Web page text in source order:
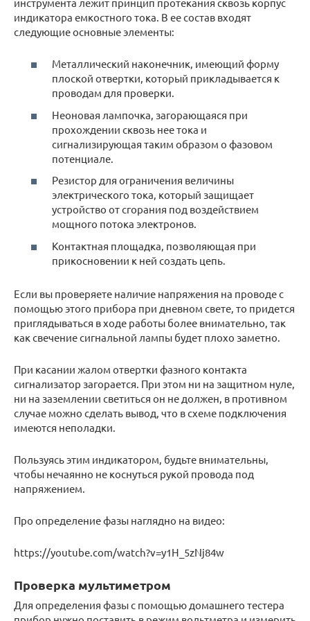
индикатора емкостного тока. В ее состав входят
следующие основные элементы:
Металлический наконечник, имеющий форму
плоской отвертки, который прикладывается к
проводам для проверки.
Неоновая лампочка, загорающаяся при
прохождении сквозь нее тока и
сигнализирующая таким образом о фазовом
потенциале.
Резистор для ограничения величины
электрического тока, который защищает
устройство от сгорания под воздействием
мощного потока электронов.
Контактная площадка, позволяющая при
прикосновении к ней создать цепь.
Если вы проверяете наличие напряжения на проводе с
помощью этого прибора при дневном свете, то придется
приглядываться в ходе работы более внимательно, так
как свечение сигнальной лампы будет плохо заметно.
При касании жалом отвертки фазного контакта
сигнализатор загорается. При этом ни на защитном нуле,
ни на заземлении светиться он не должен, в противном
случае можно сделать вывод, что в схеме подключения
имеются неполадки.
Пользуясь этим индикатором, будьте внимательны,
чтобы нечаянно не коснуться рукой провода под
напряжением.
Про определение фазы наглядно на видео:
https://youtube.com/watch?v=y1H_5zNj84w
Проверка мультиметром
Для определения фазы с помощью домашнего тестера